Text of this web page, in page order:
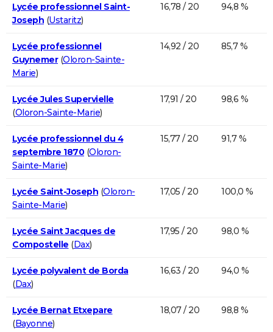
Lycée professionnel Saint-
Joseph (Ustaritz)
16,78 / 20 94,8 %
Lycée professionnel
Guynemer(Oloron-Sainte-
Marie)
14,92 / 20 85,7 %
Lycée Jules Supervielle
(Oloron-Sainte-Marie)
17,91 / 20 98,6 %
Lycée professionnel du 4
septembre 1870 (Oloron-
Sainte-Marie)
15,77 / 20 91,7 %
Lycée Saint-Joseph (Oloron-
Sainte-Marie)
17,05 / 20 100,0 %
Lycée Saint Jacques de
Compostelle (Dax)
17,95 / 20 98,0 %
Lycée polyvalent de Borda
(Dax)
16,63 / 20 94,0 %
Lycée Bernat Etxepare
(Bayonne)
18,07 / 20 98,8 %